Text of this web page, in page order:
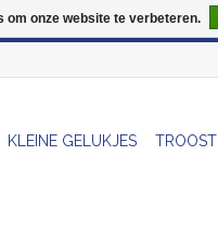
KLEINE GELUKJES TROOST
om onze website te verbeteren.
op Do 13/08